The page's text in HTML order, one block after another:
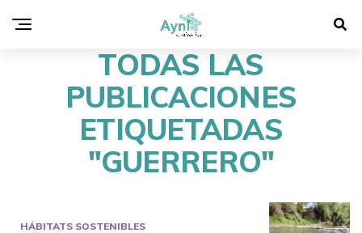
TODAS LAS
PUBLICACIONES
ETIQUETADAS
"GUERRERO"
HÁBITATS SOSTENIBLES